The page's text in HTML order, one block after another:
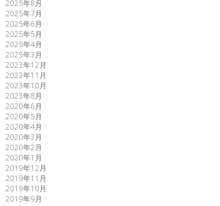
2025年8月
2025年7月
2025年6月
2025年5月
2025年4月
2025年3月
2023年12月
2023年11月
2023年10月
2023年8月
2020年6月
2020年5月
2020年4月
2020年3月
2020年2月
2020年1月
2019年12月
2019年11月
2019年10月
2019年9月